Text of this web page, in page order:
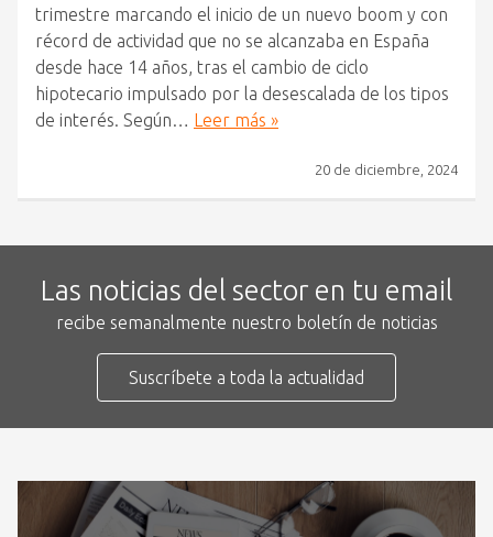
trimestre marcando el inicio de un nuevo boom y con
récord de actividad que no se alcanzaba en España
desde hace 14 años, tras el cambio de ciclo
hipotecario impulsado por la desescalada de los tipos
de interés. Según… Leer más »
20 de diciembre, 2024
Las noticias del sector en tu email
recibe semanalmente nuestro boletín de noticias
Suscríbete a toda la actualidad